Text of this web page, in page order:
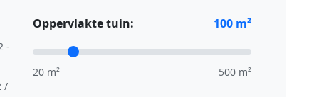
-
/
Oppervlakte tuin: 100 m²
20 m² 500 m²